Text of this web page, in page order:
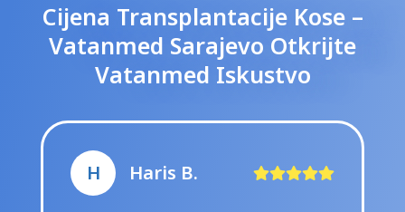
Cijena Transplantacije Kose –
Vatanmed Sarajevo Otkrijte
Vatanmed Iskustvo
S Samir S.